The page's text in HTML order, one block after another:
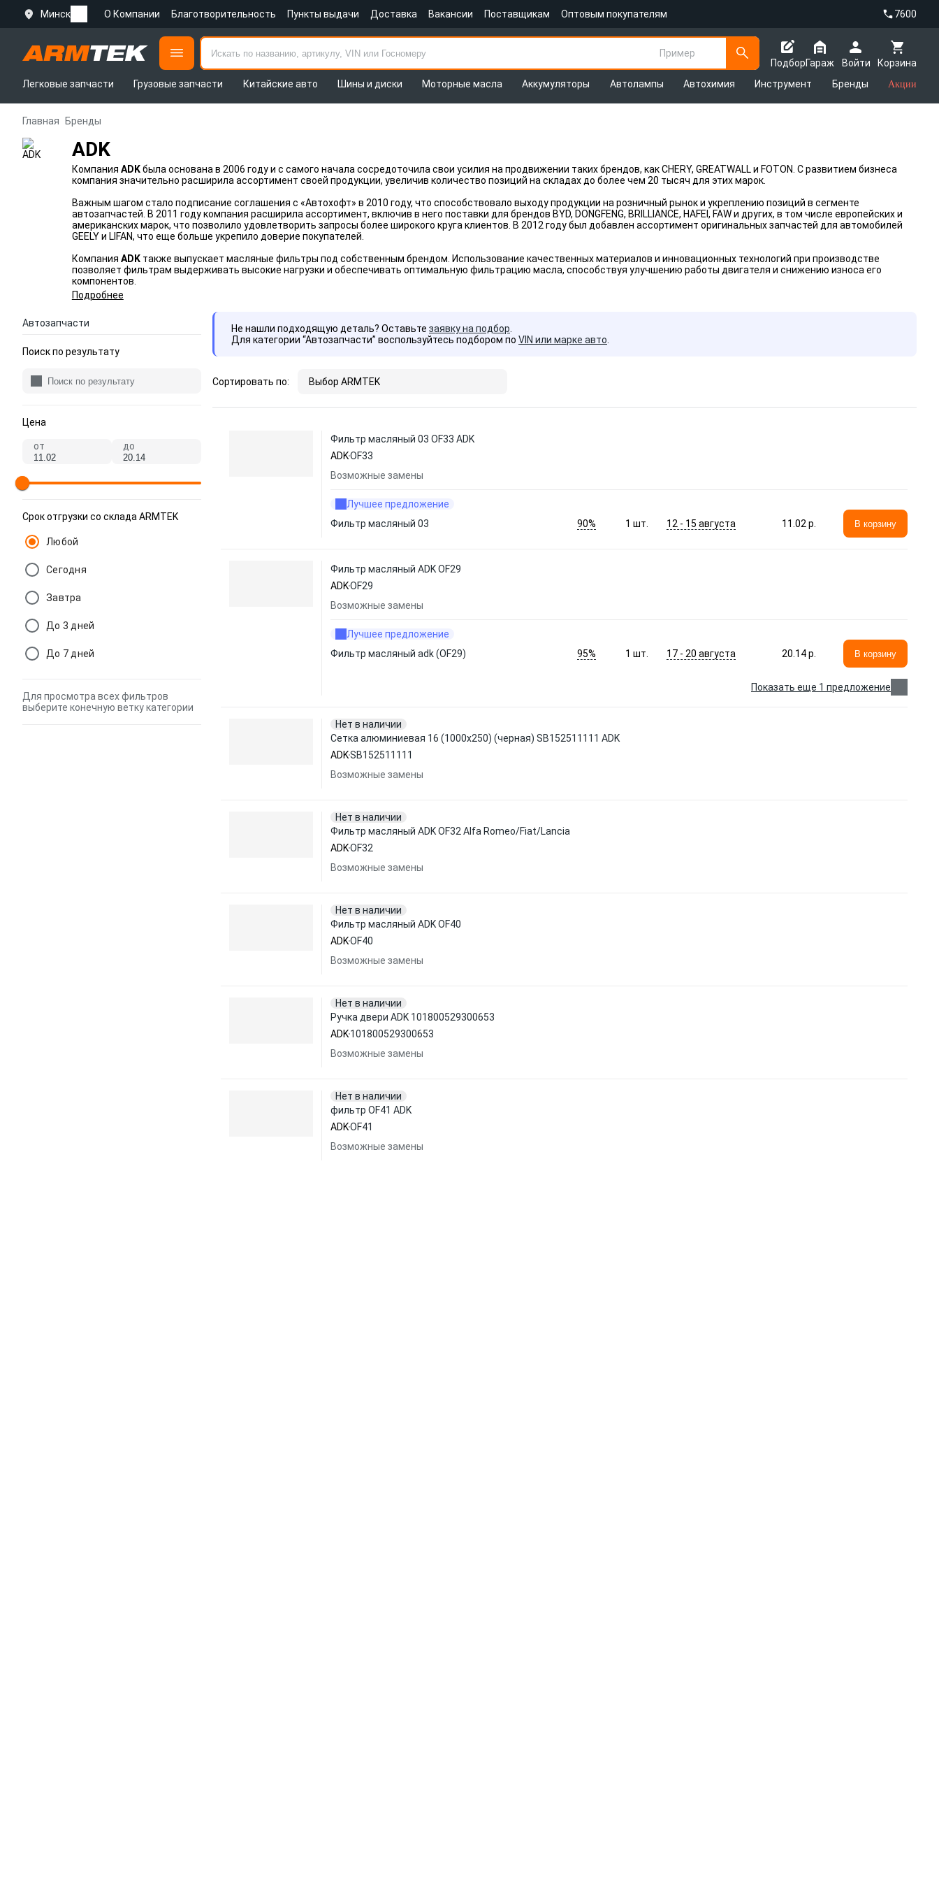
Минск О Компании Благотворительность Пункты выдачи Доставка Вакансии Поставщикам Оптовым покупателям 7600
Пример
Подбор
Корзина
Гараж
Войти
Легковые запчасти
Грузовые запчасти Китайские авто Шины и диски Моторные масла Аккумуляторы Автолампы Автохимия Инструмент Бренды Акции
Главная Бренды
ADK
Компания ADKбыла основана в 2006 году и с самого начала сосредоточила свои усилия на продвижении таких брендов, как CHERY, GREATWALL и FOTON. С развитием бизнеса
компания значительно расширила ассортимент своей продукции, увеличив количество позиций на складах до более чем 20 тысяч для этих марок.
Важным шагом стало подписание соглашения с «Автохофт» в 2010 году, что способствовало выходу продукции на розничный рынок и укреплению позиций в сегменте
автозапчастей. В 2011 году компания расширила ассортимент, включив в него поставки для брендов BYD, DONGFENG, BRILLIANCE, HAFEI, FAW и других, в том числе европейских и
американских марок, что позволило удовлетворить запросы более широкого круга клиентов. В 2012 году был добавлен ассортимент оригинальных запчастей для автомобилей
GEELY и LIFAN, что еще больше укрепило доверие покупателей.
Компания ADK также выпускает масляные фильтры под собственным брендом. Использование качественных материалов и инновационных технологий при производстве
позволяет фильтрам выдерживать высокие нагрузки и обеспечивать оптимальную фильтрацию масла, способствуя улучшению работы двигателя и снижению износа его
компонентов.
Подробнее
Автозапчасти
Поиск по результату
Цена
от до
Срок отгрузки со склада ARMTEK
Любой
Сегодня
Завтра
До 3 дней
До 7 дней
Для просмотра всех фильтров
выберите конечную ветку категории
Не нашли подходящую деталь? Оставьте заявку на подбор
Для категории “Автозапчасти” воспользуйтесь подбором по VIN или марке авто
Сортировать по: Выбор ARMTEK
Фильтр масляный 03 OF33 ADK
ADKOF33
Возможные замены
Лучшее предложение
Фильтр масляный 03
90% 1 шт. 12 - 15 августа 11.02 p. В корзину
Фильтр масляный ADK OF29
ADKOF29
Возможные замены
Лучшее предложение
Фильтр масляный adk (OF29)
95% 1 шт. 17 - 20 августа 20.14 p. В корзину
Показать еще 1 предложение
Нет в наличии
Сетка алюминиевая 16 (1000х250) (черная) SB152511111 ADK
ADKSB152511111
Возможные замены
Нет в наличии
Фильтр масляный ADK OF32 Alfa Romeo/Fiat/Lancia
ADKOF32
Возможные замены
Нет в наличии
Фильтр масляный ADK OF40
ADKOF40
Возможные замены
Нет в наличии
Ручка двери ADK 101800529300653
ADK101800529300653
Возможные замены
Нет в наличии
фильтр OF41 ADK
ADKOF41
Возможные замены